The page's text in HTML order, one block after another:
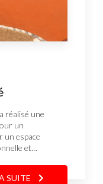
réalisé une
un
espace
et…
SUITE